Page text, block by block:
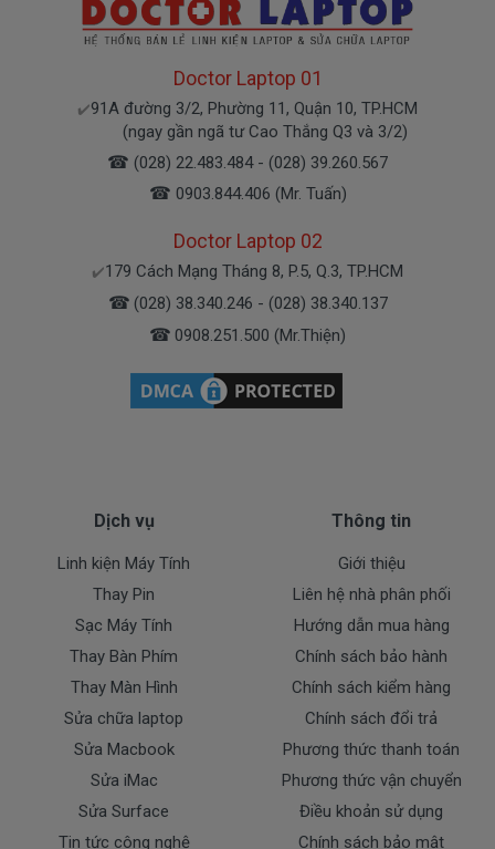
- Trong thời gian sài làm việc nếu pin Dell có các hư
hỏng nào (dung lượng giảm tụt pin quá nhiều, pin
Dell độ chai quá 70%) chúng tôi xin được thay mới
100% cho khách trong thời gian bảo hành.
* Các trường hợp không được bảo hành:
- Pin Dell bị rơi vỡ không còn nguyên dạng.
- Tem niêm phong dán trên pin bị rách hay có dấu
hiệu tẩy xóa
- Tem bảo hành không còn nguyên vẹn.
Cam Kết Chất Lượng Pin Cho Máy
- Pin chất lượng cao hoàn hảo nhất.
- Pin đã được kiểm tra test kỹ lưỡng trước khi giao
tới tận tay của quí khách.
- Cam kết được đổi trả khi quí khách không hài lòng.
Dịch Vụ Cho Pin Dell
+ Giao pin tận nhà trong nội thành TP.HCM ( Free
Ship )
Doctor Laptop 01
✔️91A đường 3/2, Phường 11, Quận 10, TP.HCM
(ngay gần ngã tư Cao Thắng Q3 và 3/2)
☎ (028) 22.483.484 - (028) 39.260.567
☎ 0903.844.406 (Mr. Tuấn)
Doctor Laptop 02
✔️179 Cách Mạng Tháng 8, P.5, Q.3, TP.HCM
☎ (028) 38.340.246 - (028) 38.340.137
☎ 0908.251.500 (Mr.Thiện)
Dịch vụ
Linh kiện Máy Tính
Thay Pin
Sạc Máy Tính
Thay Bàn Phím
Thay Màn Hình
Sửa chữa laptop
Sửa Macbook
Sửa iMac
Sửa Surface
Tin tức công nghệ
Thông tin
Giới thiệu
Liên hệ nhà phân phối
Hướng dẫn mua hàng
Chính sách bảo hành
Chính sách kiểm hàng
Chính sách đổi trả
Phương thức thanh toán
Phương thức vận chuyển
Điều khoản sử dụng
Chính sách bảo mật